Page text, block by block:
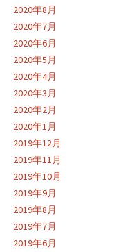
2020年8月
2020年7月
2020年6月
2020年5月
2020年4月
2020年3月
2020年2月
2020年1月
2019年12月
2019年11月
2019年10月
2019年9月
2019年8月
2019年7月
2019年6月